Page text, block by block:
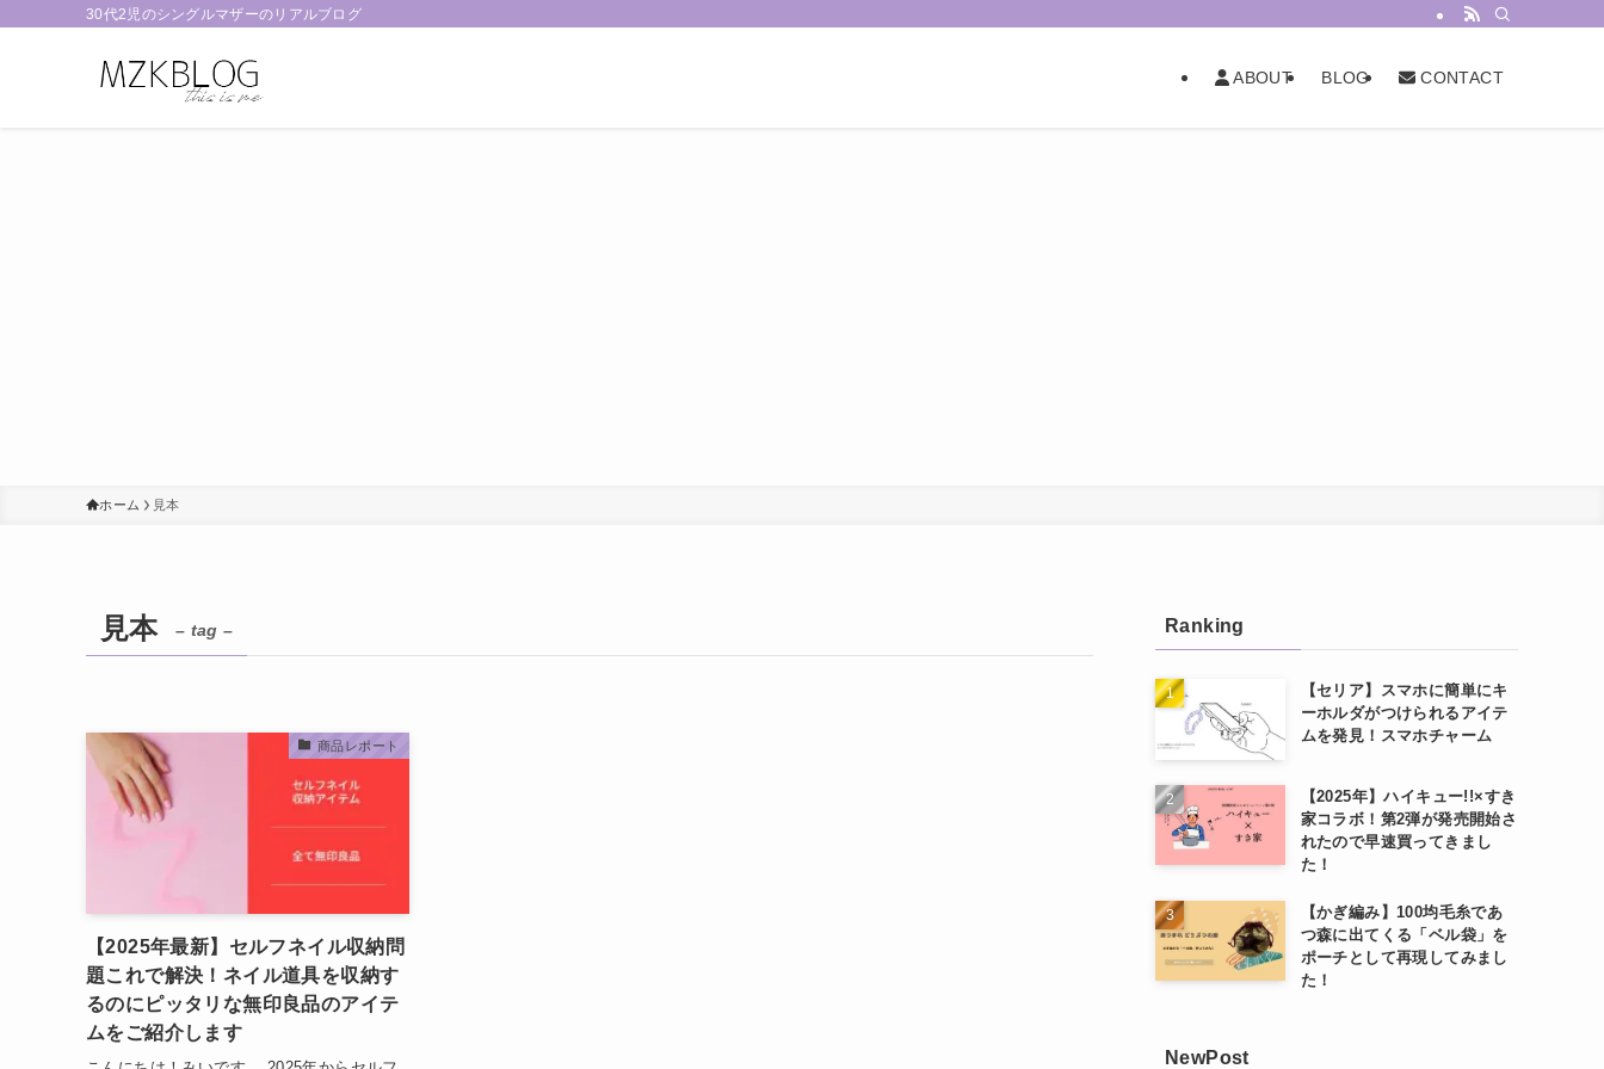
30代2児のシングルマザーのリアルブログ
ABOUT BLOG CONTACT
ホーム 見本
見本 – tag –
商品レポート
【2025年最新】セルフネイル収納問
題これで解決！ネイル道具を収納す
るのにピッタリな無印良品のアイテ
ムをご紹介します
Ranking
【セリア】スマホに簡単にキ
ーホルダがつけられるアイテ
ムを発見！スマホチャーム
【2025年】ハイキュー!!×すき
家コラボ！第2弾が発売開始さ
れたので早速買ってきまし
た！
【かぎ編み】100均毛糸であ
つ森に出てくる「ベル袋」を
ポーチとして再現してみまし
た！
NewPost